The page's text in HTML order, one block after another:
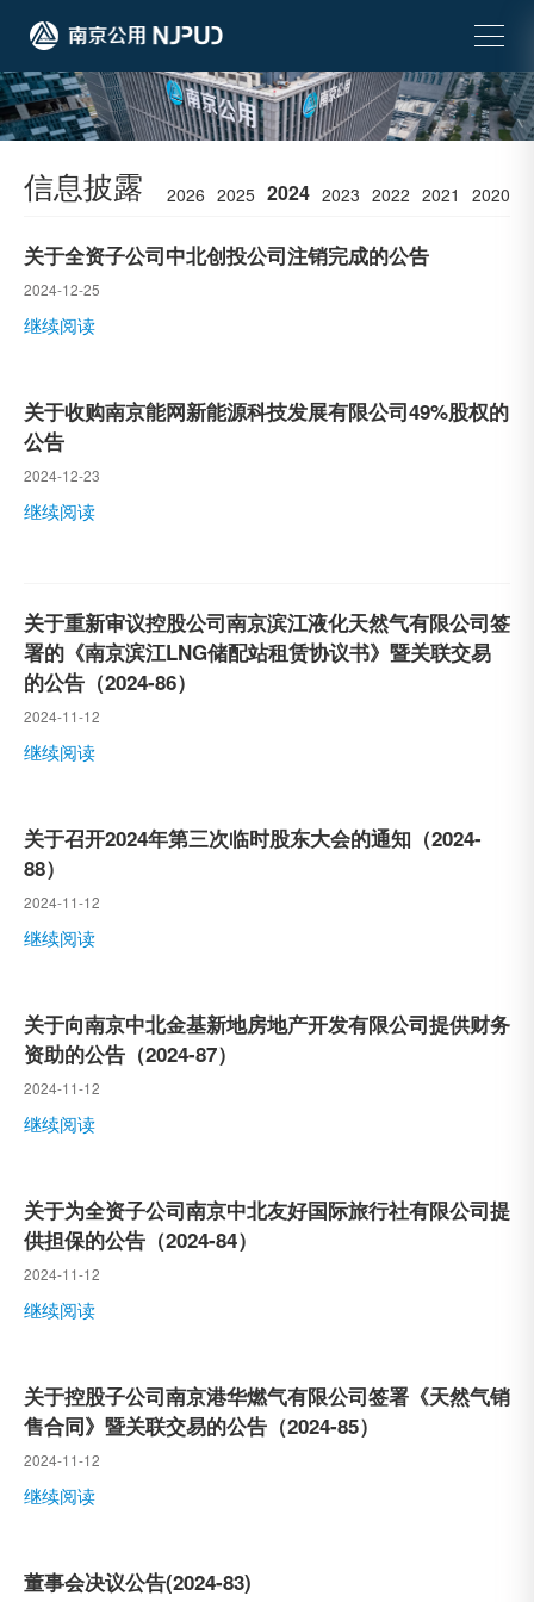
信息披露 2026 2025 2024 2023 2022 2021 2020
关于全资子公司中北创投公司注销完成的公告
2024-12-25
继续阅读
关于收购南京能网新能源科技发展有限公司49%股权的
公告
2024-12-23
继续阅读
关于重新审议控股公司南京滨江液化天然气有限公司签
署的《南京滨江LNG储配站租赁协议书》暨关联交易
的公告（2024-86）
2024-11-12
继续阅读
关于召开2024年第三次临时股东大会的通知（2024-
88）
2024-11-12
继续阅读
关于向南京中北金基新地房地产开发有限公司提供财务
资助的公告（2024-87）
2024-11-12
继续阅读
关于为全资子公司南京中北友好国际旅行社有限公司提
供担保的公告（2024-84）
2024-11-12
继续阅读
关于控股子公司南京港华燃气有限公司签署《天然气销
售合同》暨关联交易的公告（2024-85）
2024-11-12
继续阅读
董事会决议公告(2024-83)